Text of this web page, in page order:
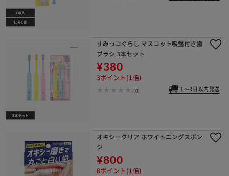
すみっコぐらし マスコット吸盤付き歯
ブラシ 3本セット
¥380
3ポイント(1倍)
(0) 1～3日以内発送
オキシークリア ホワイトニングスポン
ジ
¥800
8ポイント(1倍)